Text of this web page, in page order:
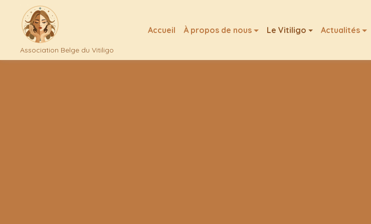
Association Belge du Vitiligo
Accueil À propos de nous Le Vitiligo Actualités